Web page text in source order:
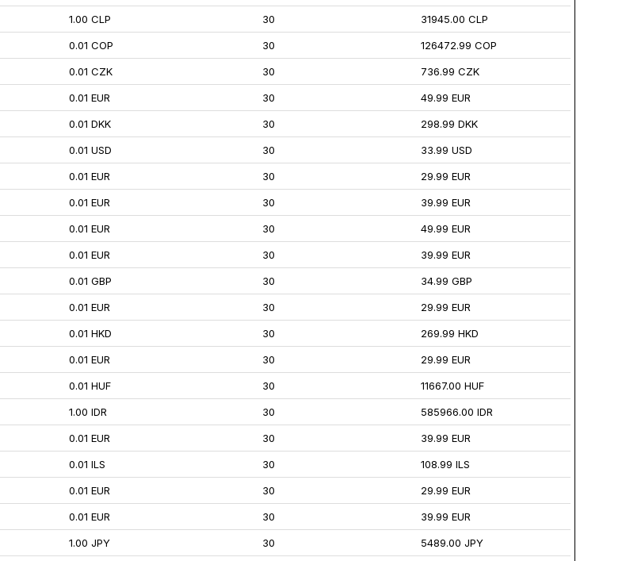
1.00 CLP 30 31945.00 CLP
0.01 COP 30 126472.99 COP
0.01 CZK 30 736.99 CZK
0.01 EUR 30 49.99 EUR
0.01 DKK 30 298.99 DKK
0.01 USD 30 33.99 USD
0.01 EUR 30 29.99 EUR
0.01 EUR 30 39.99 EUR
0.01 EUR 30 49.99 EUR
0.01 EUR 30 39.99 EUR
0.01 GBP 30 34.99 GBP
0.01 EUR 30 29.99 EUR
0.01 HKD 30 269.99 HKD
0.01 EUR 30 29.99 EUR
0.01 HUF 30 11667.00 HUF
1.00 IDR 30 585966.00 IDR
0.01 EUR 30 39.99 EUR
0.01 ILS 30 108.99 ILS
0.01 EUR 30 29.99 EUR
0.01 EUR 30 39.99 EUR
1.00 JPY 30 5489.00 JPY